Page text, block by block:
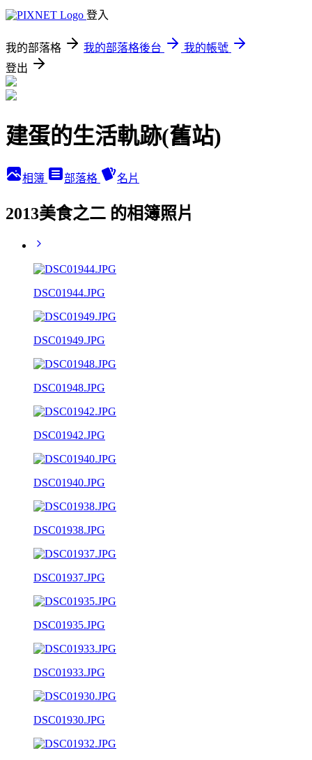
登入
我的部落格 我的部落格後台
我的帳號
登出
建蛋的生活軌跡(舊站)
相簿 部落格 名片
2013美食之二 的相簿照片
DSC01944.JPG
DSC01949.JPG
DSC01948.JPG
DSC01942.JPG
DSC01940.JPG
DSC01938.JPG
DSC01937.JPG
DSC01935.JPG
DSC01933.JPG
DSC01930.JPG